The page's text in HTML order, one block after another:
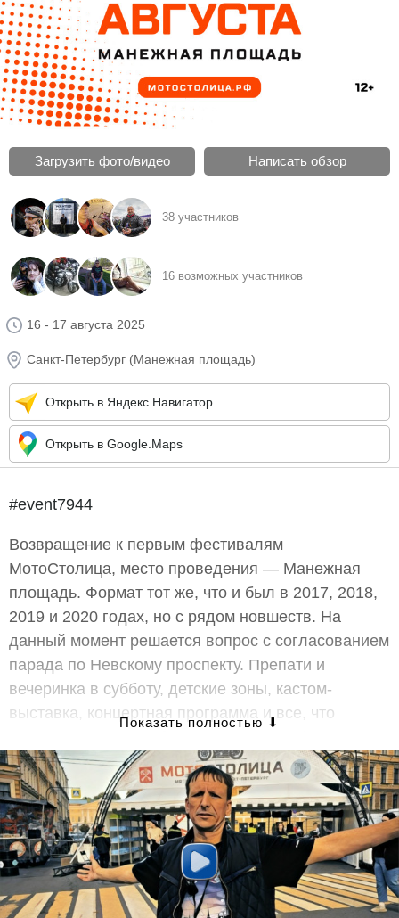
Загрузить фото/видео Написать обзор
38 участников
16 возможных участников
16 - 17 августа 2025
Санкт-Петербург (Манежная площадь)
Открыть в Яндекс.Навигатор
Открыть в Google.Maps
#event7944
Возвращение к первым фестивалям
МотоСтолица, место проведения — Манежная
площадь. Формат тот же, что и был в 2017, 2018,
2019 и 2020 годах, но с рядом новшеств. На
данный момент решается вопрос с согласованием
парада по Невскому проспекту. Препати и
вечеринка в субботу, детские зоны, кастом-
выставка, концертная программа и все, что
Идейный лидер — Григорий Путинцев при участии
Михаила Некрасова, Комитета по развитию
туризма Санкт-Петербурга и администрации
города.
ПРОГРАММА ФЕСТИВАЛЯ «МОТОСТОЛИЦА»